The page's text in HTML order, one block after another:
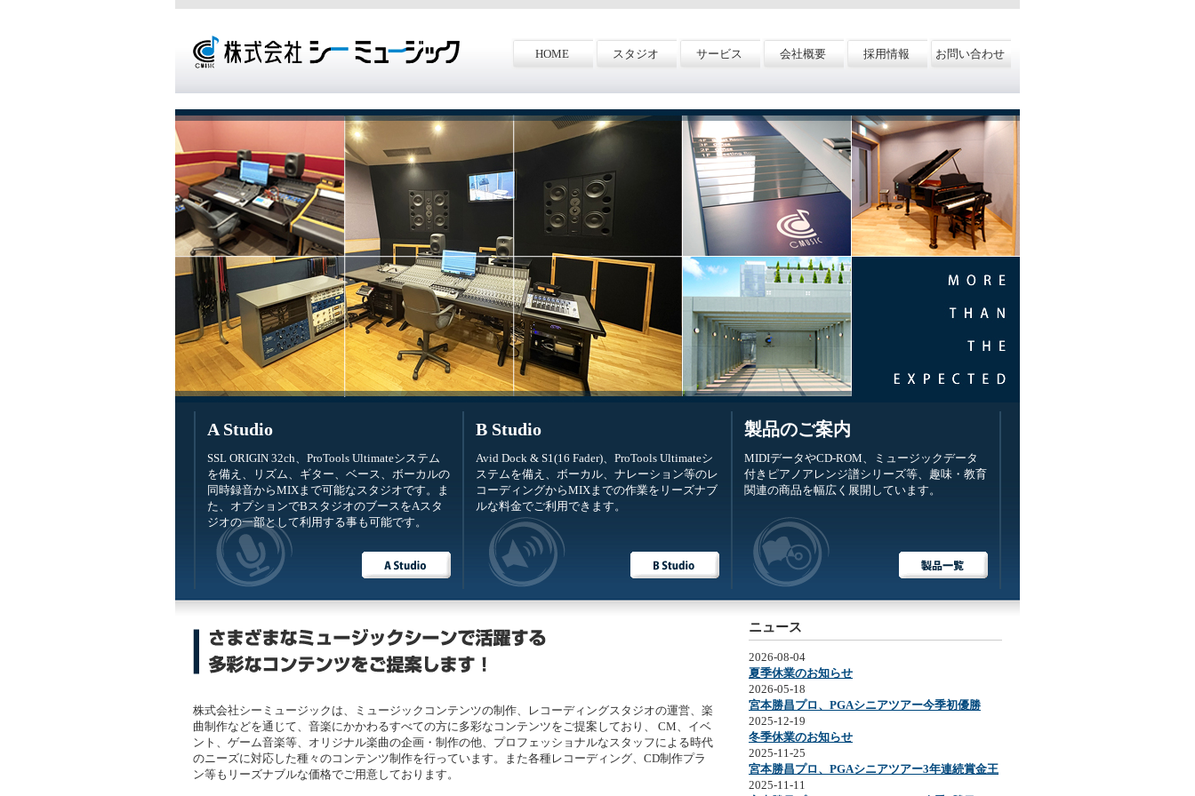
HOME スタジオ サービス 会社概要 採用情報 お問い合わせ
A Studio
SSL ORIGIN 32ch、ProTools Ultimateシステム
を備え、リズム、ギター、ベース、ボーカルの
同時録音からMIXまで可能なスタジオです。ま
た、オプションでBスタジオのブースをAスタ
ジオの一部として利用する事も可能です。
B Studio
Avid Dock & S1(16 Fader)、ProTools Ultimateシ
ステムを備え、ボーカル、ナレーション等のレ
コーディングからMIXまでの作業をリーズナブ
ルな料金でご利用できます。
製品のご案内
MIDIデータやCD-ROM、ミュージックデータ
付きピアノアレンジ譜シリーズ等、趣味・教育
関連の商品を幅広く展開しています。
ニュース
2026-08-04
夏季休業のお知らせ
2026-05-18
宮本勝昌プロ、PGAシニアツアー今季初優勝
2025-12-19
冬季休業のお知らせ
2025-11-25
宮本勝昌プロ、PGAシニアツアー3年連続賞金王
2025-11-11
株式会社シーミュージックは、ミュージックコンテンツの制作、レコーディングスタジオの運営、楽
曲制作などを通じて、音楽にかかわるすべての方に多彩なコンテンツをご提案しており、 CM、イベ
ント、ゲーム音楽等、オリジナル楽曲の企画・制作の他、プロフェッショナルなスタッフによる時代
のニーズに対応した種々のコンテンツ制作を行っています。また各種レコーディング、CD制作プラ
ン等もリーズナブルな価格でご用意しております。